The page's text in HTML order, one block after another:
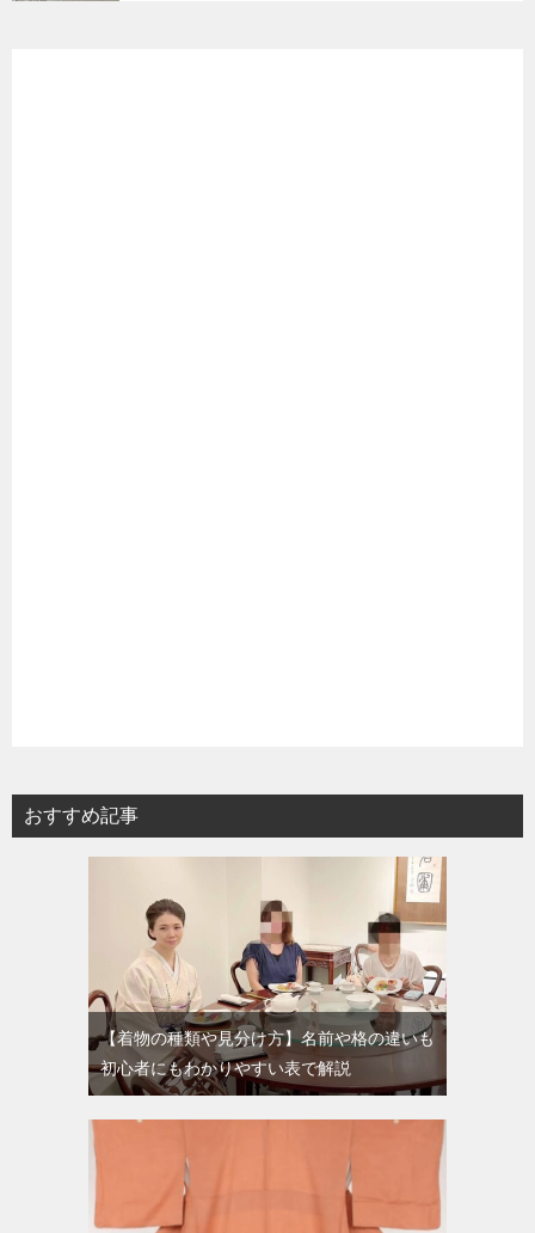
おすすめ記事
【着物の種類や見分け方】名前や格の違いも
初心者にもわかりやすい表で解説